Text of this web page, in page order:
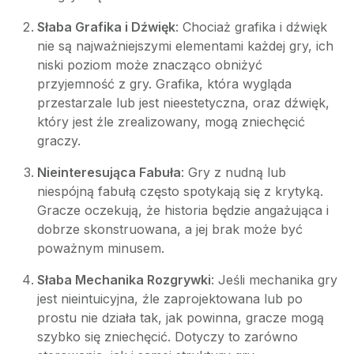
Słaba Grafika i Dźwięk: Chociaż grafika i dźwięk
nie są najważniejszymi elementami każdej gry, ich
niski poziom może znacząco obniżyć
przyjemność z gry. Grafika, która wygląda
przestarzale lub jest nieestetyczna, oraz dźwięk,
który jest źle zrealizowany, mogą zniechęcić
graczy.
Nieinteresująca Fabuła: Gry z nudną lub
niespójną fabułą często spotykają się z krytyką.
Gracze oczekują, że historia będzie angażująca i
dobrze skonstruowana, a jej brak może być
poważnym minusem.
Słaba Mechanika Rozgrywki: Jeśli mechanika gry
jest nieintuicyjna, źle zaprojektowana lub po
prostu nie działa tak, jak powinna, gracze mogą
szybko się zniechęcić. Dotyczy to zarówno